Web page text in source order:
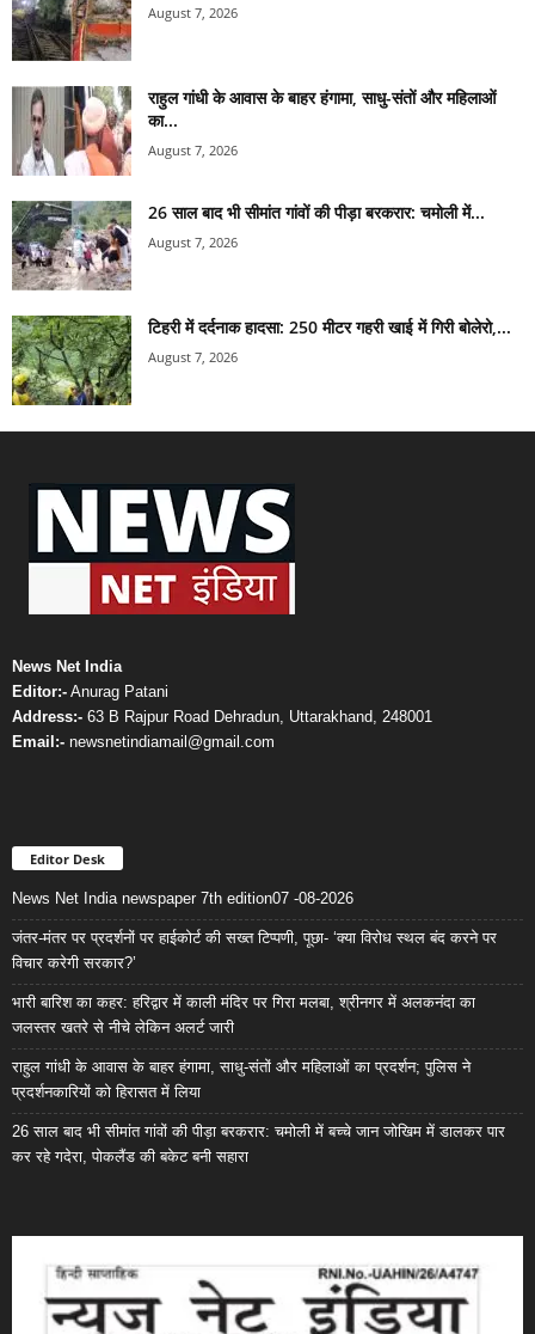
August 7, 2026
राहुल गांधी के आवास के बाहर हंगामा, साधु-संतों और महिलाओं
का...
August 7, 2026
26 साल बाद भी सीमांत गांवों की पीड़ा बरकरार: चमोली में...
August 7, 2026
टिहरी में दर्दनाक हादसा: 250 मीटर गहरी खाई में गिरी बोलेरो,...
August 7, 2026
News Net India
Editor:- Anurag Patani
Address:- 63 B Rajpur Road Dehradun, Uttarakhand, 248001
Email:- newsnetindiamail@gmail.com
Editor Desk
News Net India newspaper 7th edition07 -08-2026
जंतर-मंतर पर प्रदर्शनों पर हाईकोर्ट की सख्त टिप्पणी, पूछा- ‘क्या विरोध स्थल बंद करने पर
विचार करेगी सरकार?’
भारी बारिश का कहर: हरिद्वार में काली मंदिर पर गिरा मलबा, श्रीनगर में अलकनंदा का
जलस्तर खतरे से नीचे लेकिन अलर्ट जारी
राहुल गांधी के आवास के बाहर हंगामा, साधु-संतों और महिलाओं का प्रदर्शन; पुलिस ने
प्रदर्शनकारियों को हिरासत में लिया
26 साल बाद भी सीमांत गांवों की पीड़ा बरकरार: चमोली में बच्चे जान जोखिम में डालकर पार
कर रहे गदेरा, पोकलैंड की बकेट बनी सहारा